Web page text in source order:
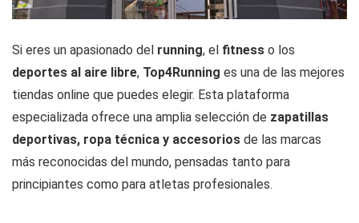
Si eres un apasionado del running, el fitness o los
deportes al aire libre, Top4Running es una de las mejores
tiendas online que puedes elegir. Esta plataforma
especializada ofrece una amplia selección de zapatillas
deportivas, ropa técnica y accesorios de las marcas
más reconocidas del mundo, pensadas tanto para
principiantes como para atletas profesionales.